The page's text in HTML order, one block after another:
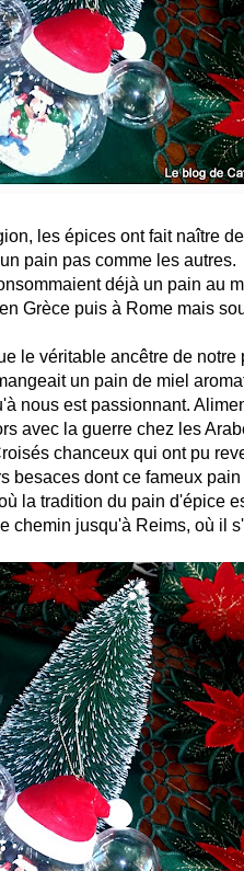
les épices ont fait naître de
pain pas comme les autres.
déjà un pain au
Grèce puis à Rome mais
le véritable ancêtre de notre
un pain de miel
nous est passionnant.
avec la guerre chez les
chanceux qui ont pu
besaces dont ce fameux
la tradition du pain d'épice
chemin jusqu'à Reims, où il